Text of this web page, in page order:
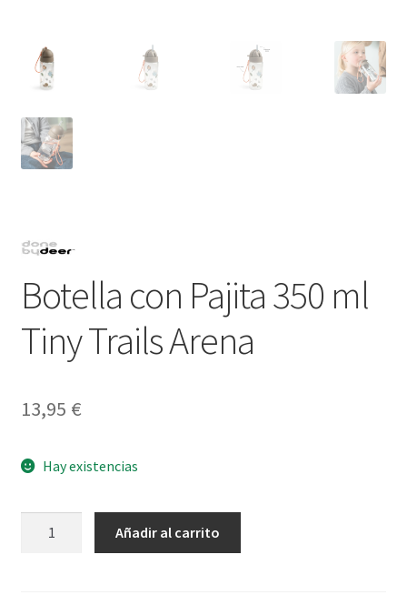
Botella con Pajita 350 ml
Tiny Trails Arena
13,95 €
Hay existencias
Añadir al carrito